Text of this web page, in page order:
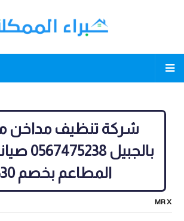
شركة تنظيف مداخن
بالجبيل
المطاعم بخصم 30%
MR X